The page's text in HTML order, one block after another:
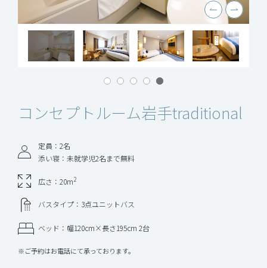
コンセプトルーム岩手traditional
定員：2名
添い寝：未就学児2名まで無料
広さ：20m2
バスタイプ：3点ユニットバス
ベッド：幅120cm×長さ195cm 2台
※ご予約はお電話にて承っております。